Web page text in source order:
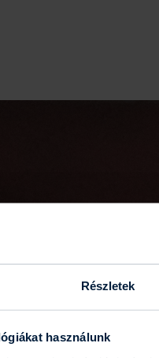
Részletek
használunk